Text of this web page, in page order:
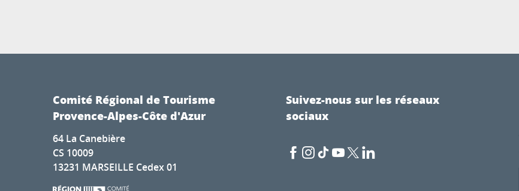
Comité Régional de Tourisme
Provence-Alpes-Côte d'Azur
64 La Canebière
CS 10009
13231 MARSEILLE Cedex 01
Suivez-nous sur les réseaux
sociaux